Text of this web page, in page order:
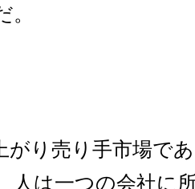
がり売り手市場で
人は一つの会社に